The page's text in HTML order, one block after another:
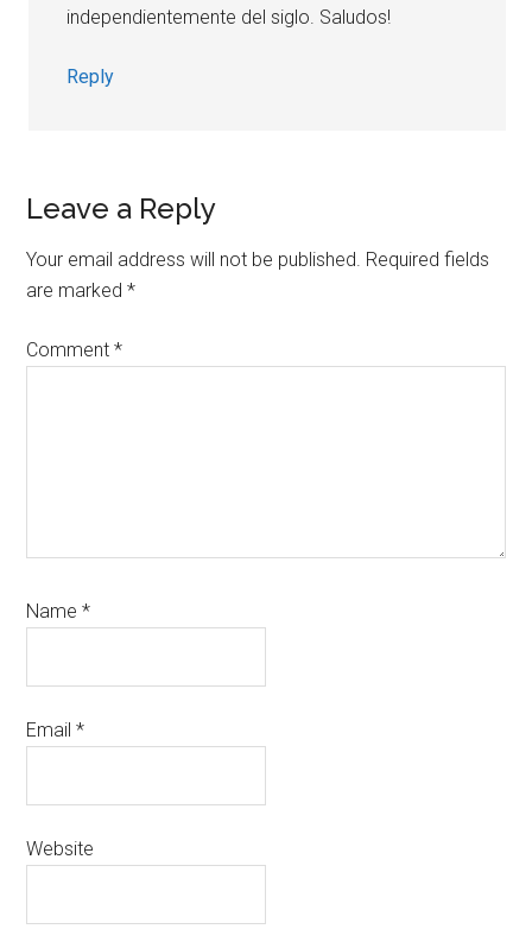
independientemente del siglo. Saludos!
Reply
Leave a Reply
Your email address will not be published. Required fields
are marked*
Comment*
Name*
Email*
Website